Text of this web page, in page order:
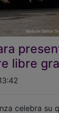
libre
celebra su